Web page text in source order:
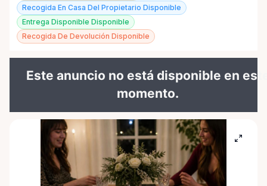
Recogida En Casa Del Propietario Disponible
Entrega Disponible Disponible
Recogida De Devolución Disponible
Este anuncio no está disponible en
momento.